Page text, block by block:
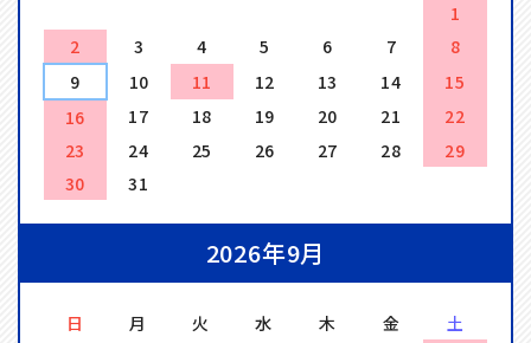
1
2
3 4 5 6 7
8
9
10 11 12 13 14
15
16
17 18 19 20 21
22
23
24 25 26 27 28
29
30
31
2026年9月
日 月 火 水 木 金
土